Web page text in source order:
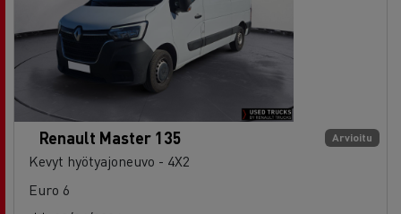
Arvioitu
Renault Master 135
Kevyt hyötyajoneuvo - 4X2
Euro 6